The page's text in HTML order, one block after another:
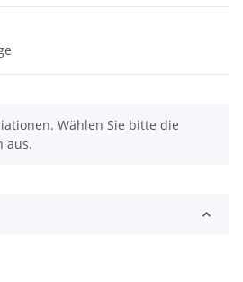
Wählen Sie bitte die
aus.